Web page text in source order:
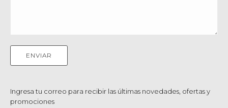
Ingresa tu correo para recibir las últimas novedades, ofertas y
promociones